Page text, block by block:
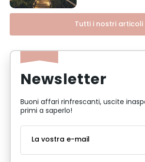
Tutti i nostri articoli
Newsletter
Buoni affari rinfrescanti, uscite
primi a saperlo!